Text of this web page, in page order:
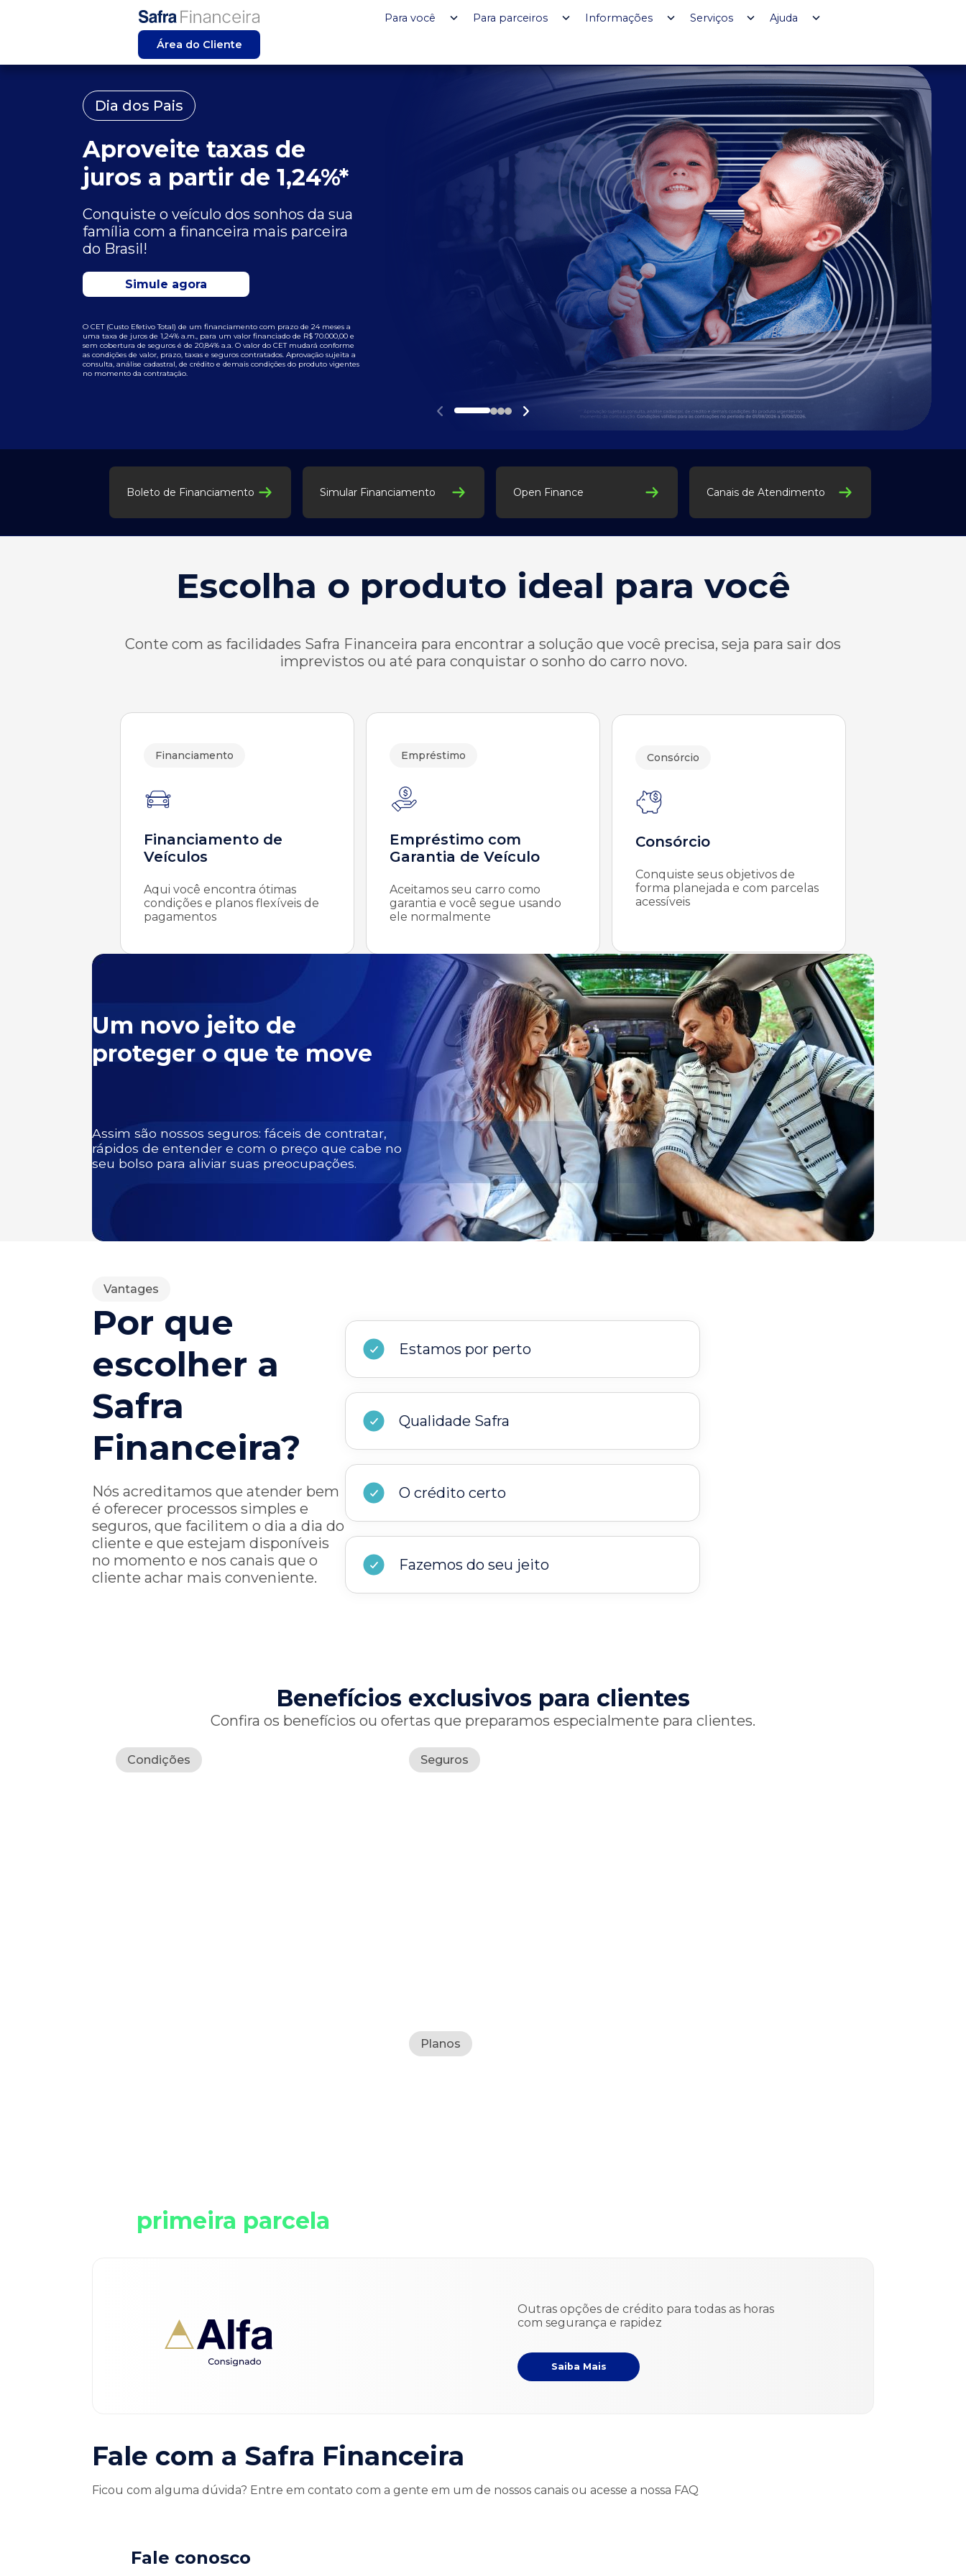
Para você Para parceiros Informações Serviços Ajuda
Área do Cliente
Dia dos Pais
Aproveite taxas de
juros a partir de 1,24%*
Conquiste o veículo dos sonhos da sua
família com a financeira mais parceira
do Brasil!
Simule agora
O CET (Custo Efetivo Total) de um financiamento com prazo de 24 meses a
uma taxa de juros de 1,24% a.m., para um valor financiado de R$ 70.000,00 e
sem cobertura de seguros é de 20,84% a.a. O valor do CET mudará conforme
as condições de valor, prazo, taxas e seguros contratados. Aprovação sujeita a
consulta, análise cadastral, de crédito e demais condições do produto vigentes
no momento da contratação.
Boleto de Financiamento Simular Financiamento Open Finance Canais de Atendimento
Escolha o produto ideal para você
Conte com as facilidades Safra Financeira para encontrar a solução que você precisa, seja para sair dos
imprevistos ou até para conquistar o sonho do carro novo.
Financiamento
Financiamento de
Veículos
Aqui você encontra ótimas
condições e planos flexíveis de
pagamentos
Empréstimo
Empréstimo com
Garantia de Veículo
Aceitamos seu carro como
garantia e você segue usando
ele normalmente
Consórcio
Consórcio
Conquiste seus objetivos de
forma planejada e com parcelas
acessíveis
Um novo jeito de
proteger o que te move
Assim são nossos seguros: fáceis de contratar,
rápidos de entender e com o preço que cabe no
seu bolso para aliviar suas preocupações.
Vantages
Por que
escolher a
Safra
Financeira?
Nós acreditamos que atender bem
é oferecer processos simples e
seguros, que facilitem o dia a dia do
cliente e que estejam disponíveis
no momento e nos canais que o
cliente achar mais conveniente.
Estamos por perto
Qualidade Safra
O crédito certo
Fazemos do seu jeito
Benefícios exclusivos para clientes
Confira os benefícios ou ofertas que preparamos especialmente para clientes.
Condições
primeira parcela
Seguros
Planos
Outras opções de crédito para todas as horas
com segurança e rapidez
Saiba Mais
Fale com a Safra Financeira
Ficou com alguma dúvida? Entre em contato com a gente em um de nossos canais ou acesse a nossa FAQ
Fale conosco